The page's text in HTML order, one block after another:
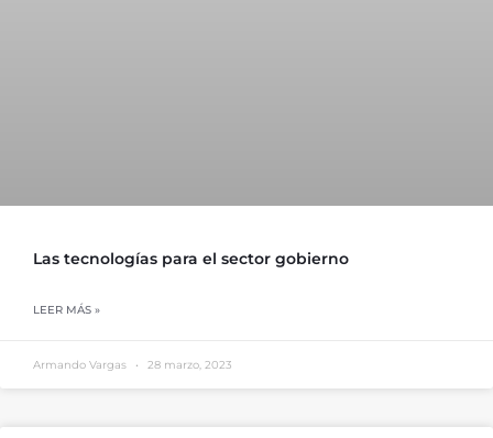
Las tecnologías para el sector gobierno
LEER MÁS »
Armando Vargas 28 marzo, 2023